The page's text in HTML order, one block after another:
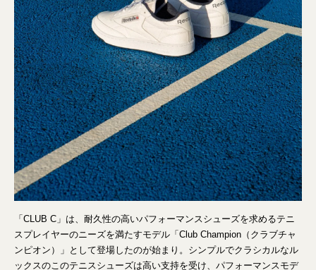
「CLUB C」は、耐久性の高いパフォーマンスシューズを求めるテニ
スプレイヤーのニーズを満たすモデル「Club Champion（クラブチャ
ンピオン）」として登場したのが始まり。シンプルでクラシカルなル
ックスのこのテニスシューズは高い支持を受け、パフォーマンスモデ